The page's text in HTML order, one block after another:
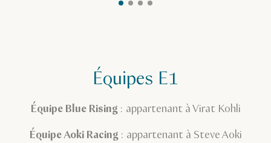
Équipes E1
Équipe Blue Rising: appartenant à Virat Kohli
Équipe Aoki Racing : appartenant à Steve Aoki